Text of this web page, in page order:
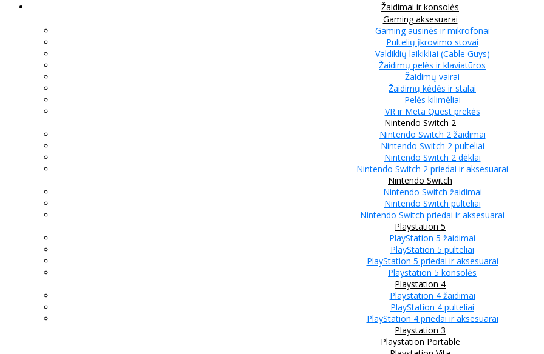
Žaidimai ir konsolės
Gaming aksesuarai
Gaming ausinės ir mikrofonai
Pultelių įkrovimo stovai
Valdiklių laikikliai (Cable Guys)
Žaidimų pelės ir klaviatūros
Žaidimų vairai
Žaidimų kėdės ir stalai
Pelės kilimėliai
VR ir Meta Quest prekės
Nintendo Switch 2
Nintendo Switch 2 žaidimai
Nintendo Switch 2 pulteliai
Nintendo Switch 2 dėklai
Nintendo Switch 2 priedai ir aksesuarai
Nintendo Switch
Nintendo Switch žaidimai
Nintendo Switch pulteliai
Nintendo Switch priedai ir aksesuarai
Playstation 5
PlayStation 5 žaidimai
PlayStation 5 pulteliai
PlayStation 5 priedai ir aksesuarai
Playstation 5 konsolės
Playstation 4
Playstation 4 žaidimai
PlayStation 4 pulteliai
PlayStation 4 priedai ir aksesuarai
Playstation 3
Playstation Portable